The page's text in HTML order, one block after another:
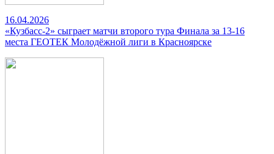
16.04.2026
«Кузбасс-2» сыграет матчи второго тура Финала за 13-16
места ГЕОТЕК Молодёжной лиги в Красноярске